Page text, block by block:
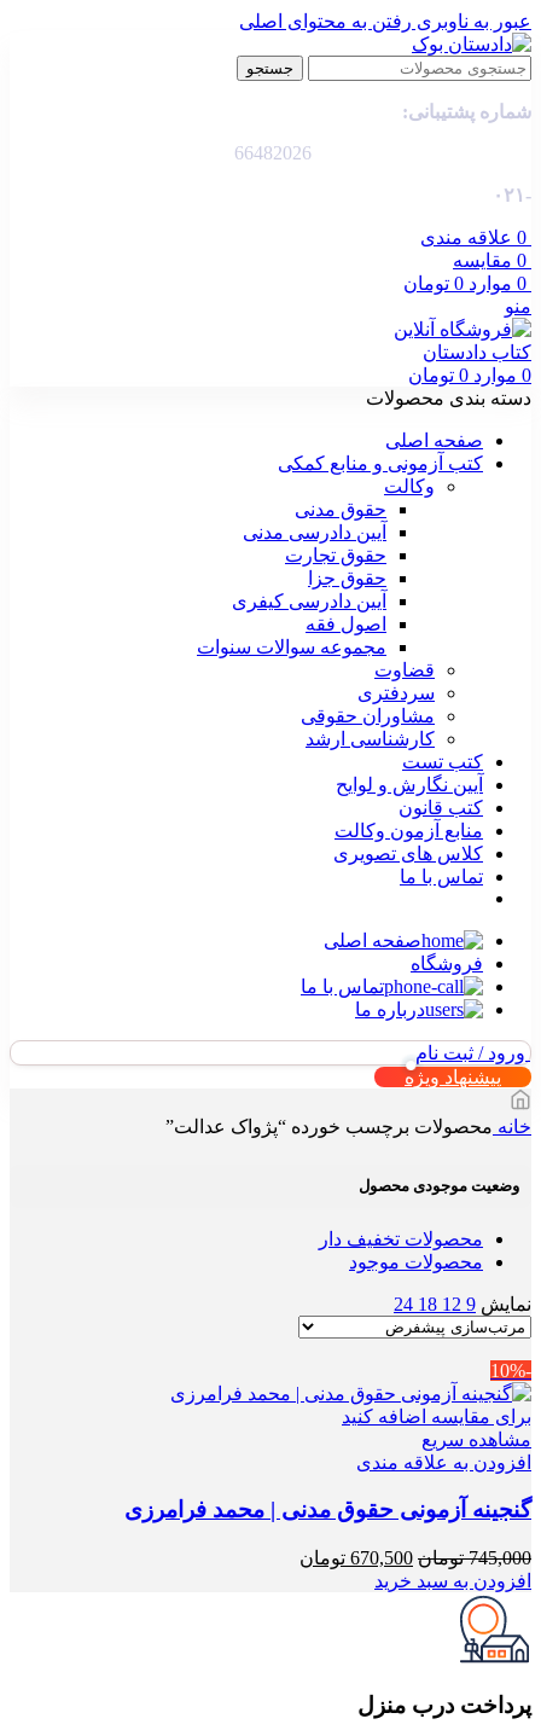
عبور به ناوبری رفتن به محتوای اصلی
جستجو
شماره پشتیبانی:
66482026
-۰۲۱
0 علاقه مندی
0 مقایسه
0 موارد 0 تومان
منو
0 موارد 0 تومان
دسته بندی محصولات
صفحه اصلی
کتب آزمونی و منابع کمکی
وکالت
حقوق مدنی
آیین دادرسی مدنی
حقوق تجارت
حقوق جزا
آیین دادرسی کیفری
اصول فقه
مجموعه سوالات سنوات
قضاوت
سردفتری
مشاوران حقوقی
کارشناسی ارشد
کتب تست
آیین نگارش و لوایح
کتب قانون
منابع آزمون وکالت
کلاس های تصویری
تماس با ما
صفحه اصلی
فروشگاه
تماس با ما
درباره ما
ورود / ثبت نام
پیشنهاد ویژه
خانه محصولات برچسب خورده “پژواک عدالت”
وضعیت موجودی محصول
محصولات تخفیف دار
محصولات موجود
نمایش 9
12
18
24
-10%
برای مقایسه اضافه کنید
مشاهده سریع
افزودن به علاقه مندی
گنجینه آزمونی حقوق مدنی | محمد فرامرزی
745,000 تومان قیمت
اصلی
670,500 تومان
افزودن به سبد خرید
پرداخت درب منزل